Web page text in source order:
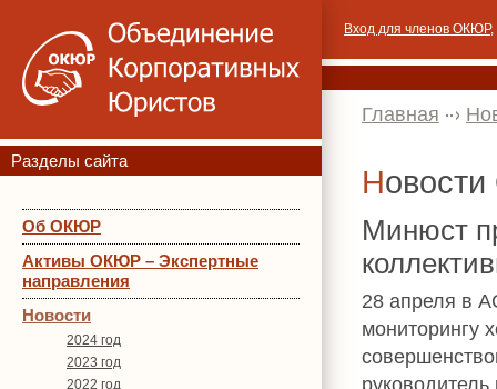
Разделы сайта
Об ОКЮР
Активы ОКЮР – Экспертные
направления
Новости
2024 год
2023 год
2022 год
Вход для членов ОКЮР,
Главная
Минюст
28 апреля в
мониторингу